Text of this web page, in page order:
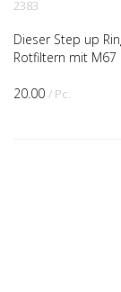
20.00 / Pc.
2383
Dieser Step up
Rotfiltern mit